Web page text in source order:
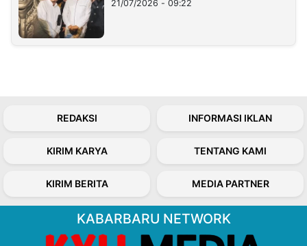
21/07/2026 - 09:22
REDAKSI INFORMASI IKLAN
KIRIM KARYA TENTANG KAMI
KIRIM BERITA MEDIA PARTNER
KABARBARU NETWORK